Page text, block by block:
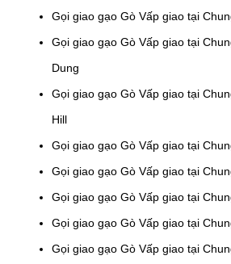
Gọi giao gạo Gò Vấp giao tại
Gọi giao gạo Gò Vấp giao tại
Dung
Gọi giao gạo Gò Vấp giao tại
Hill
Gọi giao gạo Gò Vấp giao tại
Gọi giao gạo Gò Vấp giao tại
Gọi giao gạo Gò Vấp giao tại
Gọi giao gạo Gò Vấp giao tại
Gọi giao gạo Gò Vấp giao tại